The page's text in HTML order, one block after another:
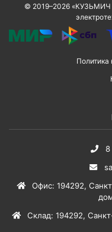
© 2019–2026 «КУЗЬМИЧ
Политика
8
Офис: 194292,
Склад: 194292,